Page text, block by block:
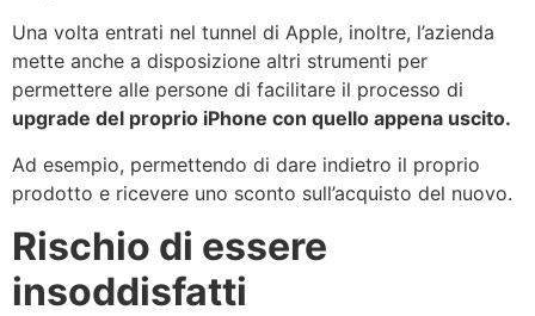
Una volta entrati nel tunnel di Apple, inoltre, l’azienda
mette anche a disposizione altri strumenti per
permettere alle persone di facilitare il processo di
upgrade del proprio iPhone con quello appena uscito.
Ad esempio, permettendo di dare indietro il proprio
prodotto e ricevere uno sconto sull’acquisto del nuovo.
Rischio di essere
insoddisfatti